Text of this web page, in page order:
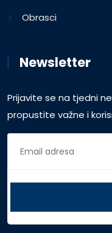
Obrasci
Newsletter
Prijavite se na tjedni
propustite važne i